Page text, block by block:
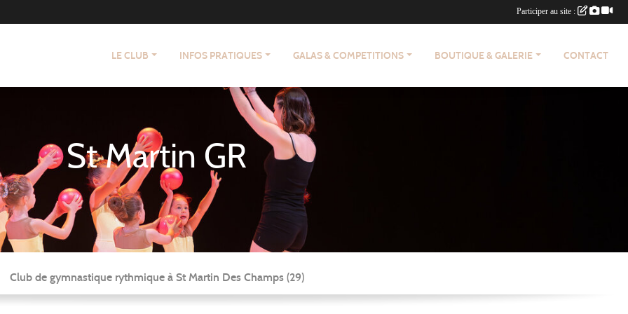
LE CLUB INFOS PRATIQUES GALAS & COMPETITIONS BOUTIQUE & GALERIE CONTACT
St Martin GR
Club de gymnastique rythmique à St Martin Des Champs (29)
Participer au site :